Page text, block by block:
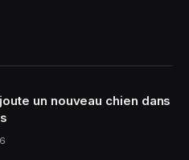
un nouveau chien dans